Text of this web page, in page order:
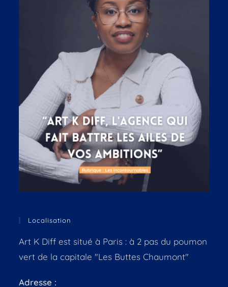
Localisation
Art K Diff est situé à Paris : à 2 pas du poumon
vert de la capitale "Les Buttes Chaumont"
Adresse :